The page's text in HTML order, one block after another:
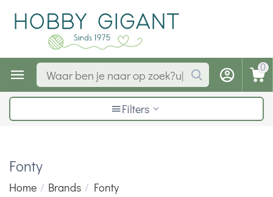
0
Filters
Fonty
Home / Brands / Fonty